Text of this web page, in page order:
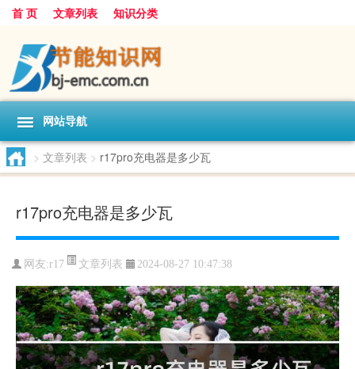
首 页 文章列表 知识分类
网站导航
> 文章列表 > r17pro充电器是多少瓦
r17pro充电器是多少瓦
网友:r17 文章列表 2024-08-27 10:47:38